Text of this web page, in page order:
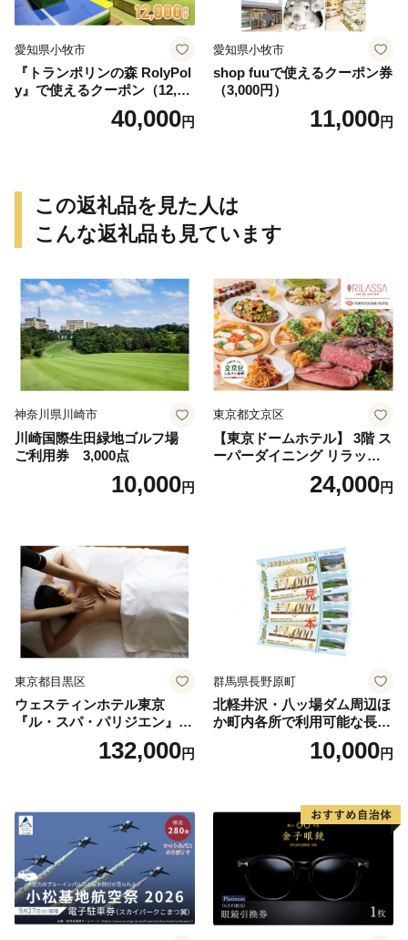
愛知県小牧市
『トランポリンの森 RolyPol
y』で使えるクーポン（12,00
40,000円
愛知県小牧市
shop fuuで使えるクーポン券
（3,000円）
11,000円
この返礼品を見た人は
こんな返礼品も見ています
神奈川県川崎市
川崎国際生田緑地ゴルフ場
ご利用券 3,000点
10,000円
東京都文京区
【東京ドームホテル】 3階 ス
ーパーダイニング リラッサ
ランチブッフェ お食事券 大
人1名様分 関東 東京 ご利用
24,000円
東京都目黒区
ウェスティンホテル東京
『ル・スパ・パリジエン』選
べるボディセラピー90分/1名
132,000円
群馬県長野原町
北軽井沢・八ッ場ダム周辺ほ
か町内各所で利用可能な長野
原町ふるさと感謝券（3,000
円分）【トラベル 観光 旅行
10,000円